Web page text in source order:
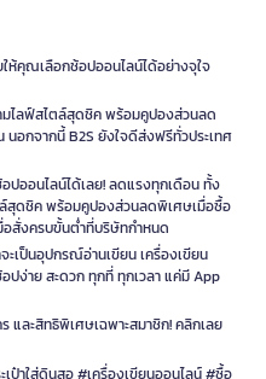
ห้คุณเลือกช้อปออนไลน์ได้อย่างจุใจ
มไลฟ์สไตล์สุดชิค พร้อมคูปองส่วนลด
นอกจากนี้ B2S ยังใจดีส่งฟรีทั่วประเทศ
ปออนไลน์ได้เลย! ลดแรงทุกเดือน ทั้ง
สุดชิค พร้อมคูปองส่วนลดพิเศษเมื่อซื้อ
อสั่งครบขั้นต่ำที่บริษัทกำหนด
ะเป็นอุปกรณ์อ่านเขียน เครื่องเขียน
ปง่าย สะดวก ทุกที่ ทุกเวลา แค่มี App
และสิทธิพิเศษเฉพาะสมาชิก! คลิกเลย
ป๋าใส่ดินสอ #เครื่องเขียนออนไลน์ #ซื้อ